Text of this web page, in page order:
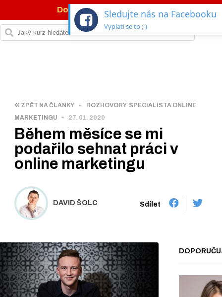
Dotace 77 %na IT kurzy →
ZPĚT NA ČLÁNKY- ROZHOVORY SPECIALISTA ONLINE
MARKETINGU
- 27. 01. 2020
Během měsíce se mi
podařilo sehnat práci v
online marketingu
DAVID ŠOLC Sdílet
Sledujte nás na Facebooku
Vyplatí se to ;-)